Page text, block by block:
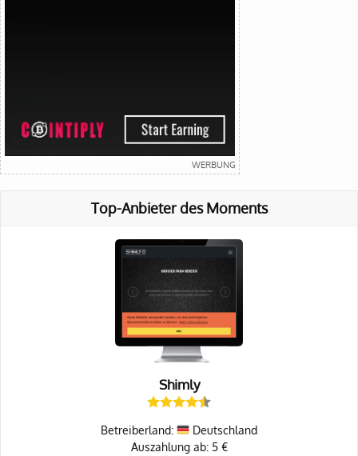
Top-Anbieter des Moments
Shimly
Betreiberland:
Deutschland
Auszahlung ab: 5 €